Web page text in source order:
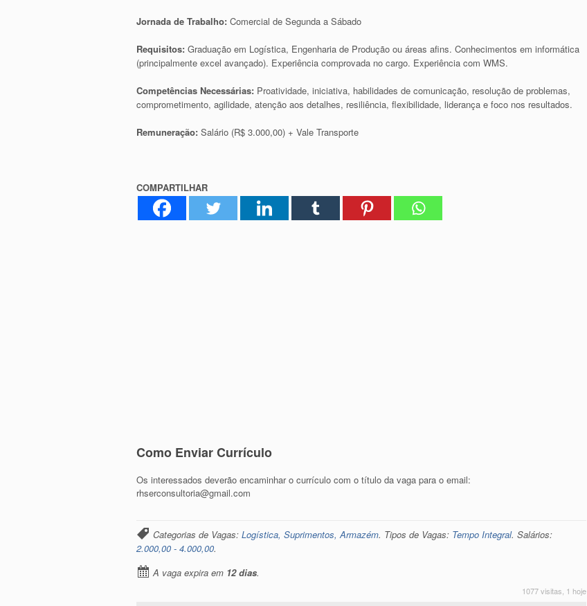
Jornada de Trabalho: Comercial de Segunda a Sábado
Requisitos: Graduação em Logística, Engenharia de Produção ou áreas afins. Conhecimentos em informática
(principalmente excel avançado). Experiência comprovada no cargo. Experiência com WMS.
Competências Necessárias: Proatividade, iniciativa, habilidades de comunicação, resolução de problemas,
comprometimento, agilidade, atenção aos detalhes, resiliência, flexibilidade, liderança e foco nos resultados.
Remuneração: Salário (R$ 3.000,00) + Vale Transporte
COMPARTILHAR
Como Enviar Currículo
Os interessados deverão encaminhar o currículo com o título da vaga para o email:
rhserconsultoria@gmail.com
Categorias de Vagas: Logística, Suprimentos, Armazém. Tipos de Vagas: Tempo Integral. Salários:
2.000,00 - 4.000,00.
A vaga expira em 12 dias.
1077 visitas, 1 hoje